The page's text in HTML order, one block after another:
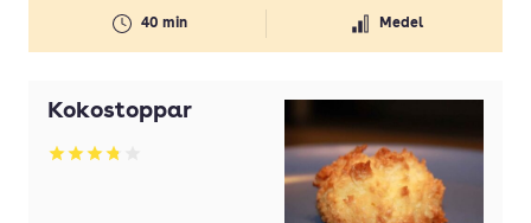
40 min Medel
Kokostoppar
Betyg: 3.78 av 5